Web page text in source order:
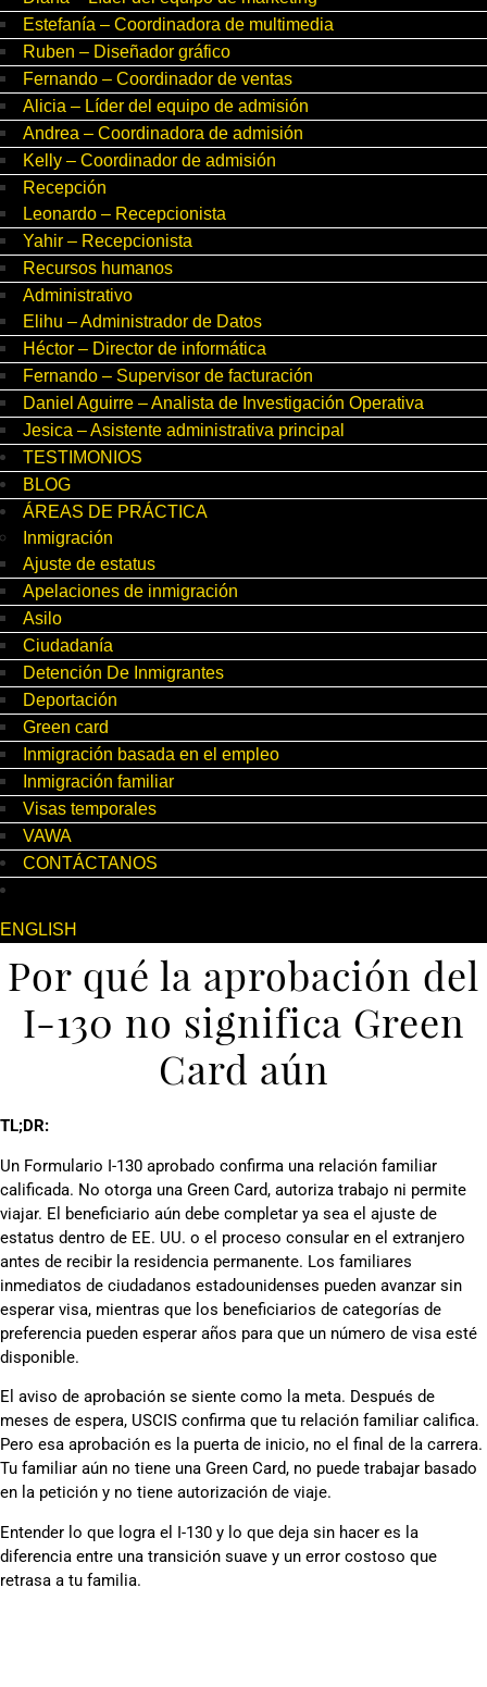
Estefanía – Coordinadora de multimedia
Ruben – Diseñador gráfico
Fernando – Coordinador de ventas
Alicia – Líder del equipo de admisión
Andrea – Coordinadora de admisión
Kelly – Coordinador de admisión
Recepción
Leonardo – Recepcionista
Yahir – Recepcionista
Recursos humanos
Administrativo
Elihu – Administrador de Datos
Héctor – Director de informática
Fernando – Supervisor de facturación
Daniel Aguirre – Analista de Investigación Operativa
Jesica – Asistente administrativa principal
TESTIMONIOS
BLOG
ÁREAS DE PRÁCTICA
Inmigración
Ajuste de estatus
Apelaciones de inmigración
Asilo
Ciudadanía
Detención De Inmigrantes
Deportación
Green card
Inmigración basada en el empleo
Inmigración familiar
Visas temporales
VAWA
CONTÁCTANOS
ENGLISH
Por qué la aprobación del
I-130 no significa Green
Card aún
TL;DR:
Un Formulario I-130 aprobado confirma una relación familiar
calificada. No otorga una Green Card, autoriza trabajo ni permite
viajar. El beneficiario aún debe completar ya sea el ajuste de
estatus dentro de EE. UU. o el proceso consular en el extranjero
antes de recibir la residencia permanente. Los familiares
inmediatos de ciudadanos estadounidenses pueden avanzar sin
esperar visa, mientras que los beneficiarios de categorías de
preferencia pueden esperar años para que un número de visa esté
disponible.
El aviso de aprobación se siente como la meta. Después de
meses de espera, USCIS confirma que tu relación familiar califica.
Pero esa aprobación es la puerta de inicio, no el final de la carrera.
Tu familiar aún no tiene una Green Card, no puede trabajar basado
en la petición y no tiene autorización de viaje.
Entender lo que logra el I-130 y lo que deja sin hacer es la
diferencia entre una transición suave y un error costoso que
retrasa a tu familia.